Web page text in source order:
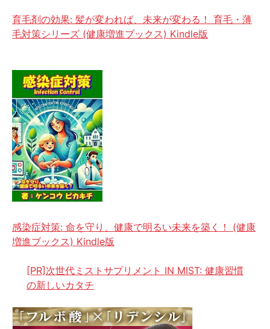
育毛剤の効果: 髪が変われば、未来が変わる！ 育毛・薄
毛対策シリーズ (健康増進ブックス) Kindle版
感染症対策: 命を守り、健康で明るい未来を築く！ (健康
増進ブックス) Kindle版
[PR]次世代ミストサプリメント IN MIST: 健康習慣
の新しいカタチ